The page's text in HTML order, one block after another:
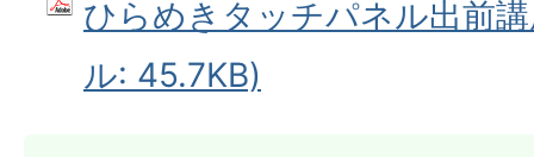
ひらめきタッチパネル出前
ル: 45.7KB)